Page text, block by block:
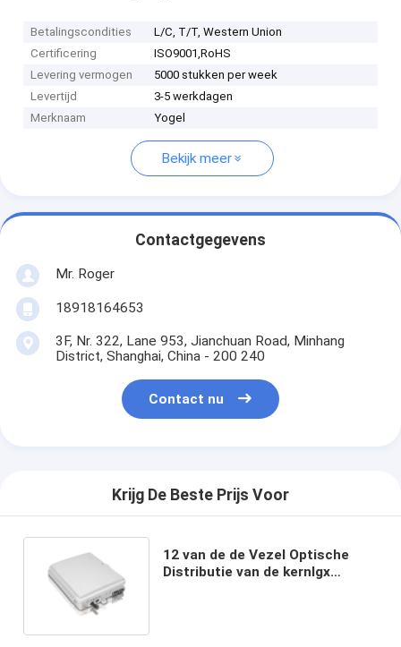
Betalingscondities
L/C, T/T, Western Union
Certificering
ISO9001,RoHS
Levering vermogen
5000 stukken per week
Levertijd
3-5 werkdagen
Merknaam
Yogel
Bekijk meer
Contactgegevens
Mr. Roger
18918164653
3F, Nr. 322, Lane 953, Jianchuan Road, Minhang
District, Shanghai, China - 200 240
Contact nu
Krijg De Beste Prijs Voor
12 van de de Vezel Optische
Distributie van de kernlgx